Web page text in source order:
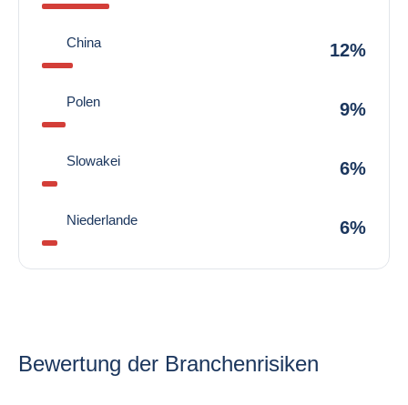
China 12%
Polen 9%
Slowakei 6%
Niederlande 6%
Bewertung der Branchenrisiken